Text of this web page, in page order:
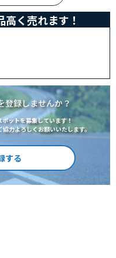
く売れます！
登録しませんか？
ットを募集しています！
力よろしくお願いいたします。
する